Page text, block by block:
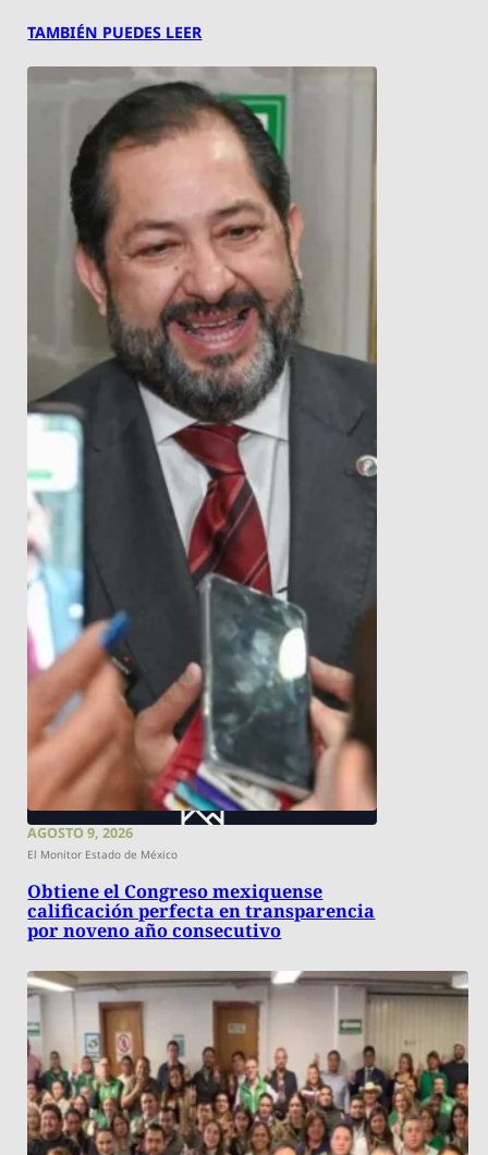
TAMBIÉN PUEDES LEER
AGOSTO 9, 2026
El Monitor Estado de México
Obtiene el Congreso mexiquense
calificación perfecta en transparencia
por noveno año consecutivo